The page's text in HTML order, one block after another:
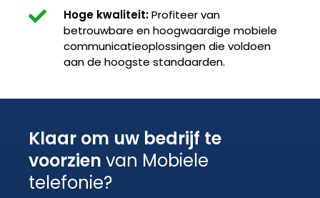
Hoge kwaliteit:Profiteer van
betrouwbare en hoogwaardige mobiele
communicatieoplossingen die voldoen
aan de hoogste standaarden.
Klaar om uw bedrijf te
voorzien van Mobiele
telefonie?